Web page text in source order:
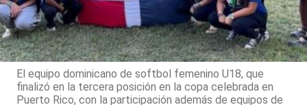
El equipo dominicano de softbol femenino U18, que
finalizó en la tercera posición en la copa celebrada en
Puerto Rico, con la participación además de equipos de